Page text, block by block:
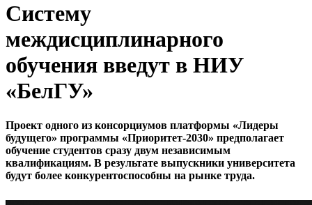
Систему
междисциплинарного
обучения введут в НИУ
«БелГУ»
Проект одного из консорциумов платформы «Лидеры
будущего» программы «Приоритет-2030» предполагает
обучение студентов сразу двум независимым
квалификациям. В результате выпускники университета
будут более конкурентоспособны на рынке труда.